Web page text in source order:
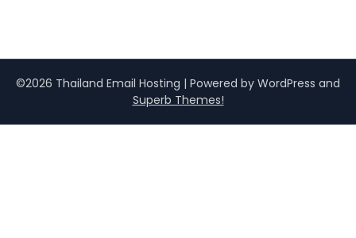
©2026 Thailand Email Hosting | Powered by WordPress and
Superb Themes!